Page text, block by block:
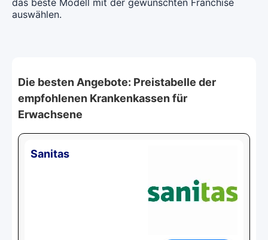
auswählen.
Die besten Angebote: Preistabelle der
empfohlenen Krankenkassen für
Erwachsene
Sanitas